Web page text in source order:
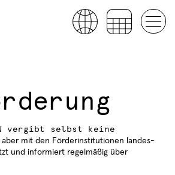
vergibt selbst keine
aber mit den Förderinstitutionen landes-
und informiert regelmäßig über